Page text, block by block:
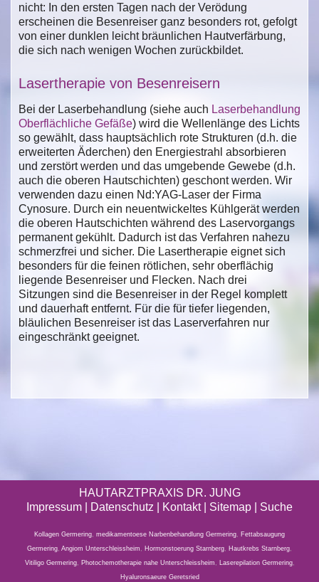
nicht: In den ersten Tagen nach der Verödung
erscheinen die Besenreiser ganz besonders rot, gefolgt
von einer dunklen leicht bräunlichen Hautverfärbung,
die sich nach wenigen Wochen zurückbildet.
Lasertherapie von Besenreisern
Bei der Laserbehandlung (siehe auch Laserbehandlung
Oberflächliche Gefäße) wird die Wellenlänge des Lichts
so gewählt, dass hauptsächlich rote Strukturen (d.h. die
erweiterten Äderchen) den Energiestrahl absorbieren
und zerstört werden und das umgebende Gewebe (d.h.
auch die oberen Hautschichten) geschont werden. Wir
verwenden dazu einen Nd:YAG-Laser der Firma
Cynosure. Durch ein neuentwickeltes Kühlgerät werden
die oberen Hautschichten während des Laservorgangs
permanent gekühlt. Dadurch ist das Verfahren nahezu
schmerzfrei und sicher. Die Lasertherapie eignet sich
besonders für die feinen rötlichen, sehr oberflächig
liegende Besenreiser und Flecken. Nach drei
Sitzungen sind die Besenreiser in der Regel komplett
und dauerhaft entfernt. Für die für tiefer liegenden,
bläulichen Besenreiser ist das Laserverfahren nur
eingeschränkt geeignet.
HAUTARZTPRAXIS DR. JUNG
Impressum
Datenschutz | Kontakt | Sitemap Suche
Kollagen Germering, medikamentoese Narbenbehandlung Germering, Fettabsaugung
Germering, Angiom Unterschleissheim , Hormonstoerung Starnberg, Hautkrebs Starnberg,
Vitiligo Germering, Photochemotherapie nahe Unterschleissheim , Laserepilation Germering,
Hyaluronsaeure Geretsried